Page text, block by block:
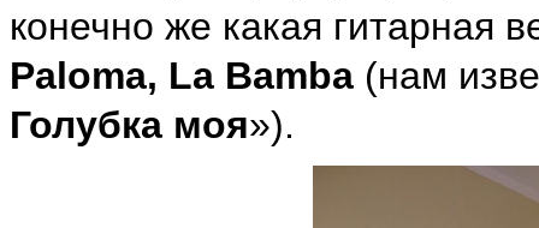
конечно же какая гитарная
Paloma, La Bamba (нам
Голубка моя»).